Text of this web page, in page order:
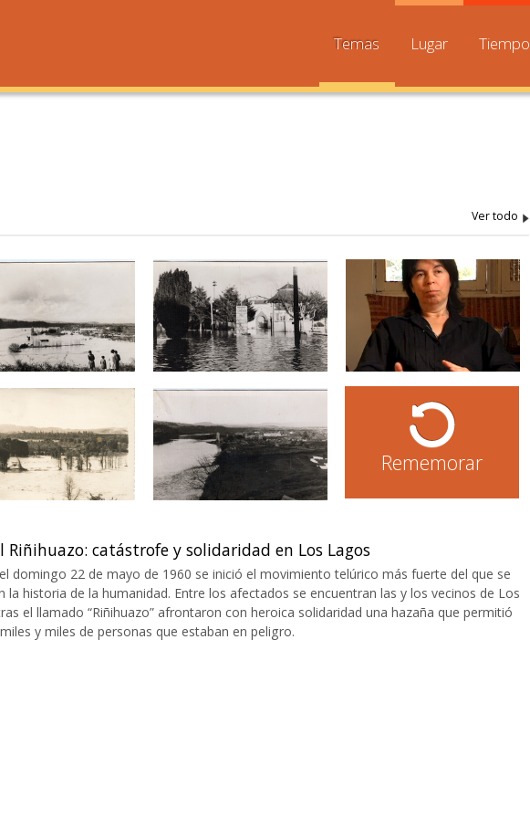
Temas Lugar Tiempo
Rememorar
Riñihuazo: catástrofe y solidaridad en Los Lagos
domingo 22 de mayo de 1960 se inició el movimiento telúrico más fuerte del que se
la historia de la humanidad. Entre los afectados se encuentran las y los vecinos de Los
el llamado “Riñihuazo” afrontaron con heroica solidaridad una hazaña que permitió
y miles de personas que estaban en peligro.